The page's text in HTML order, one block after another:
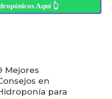
Aquí 👆
Mejores
en
para